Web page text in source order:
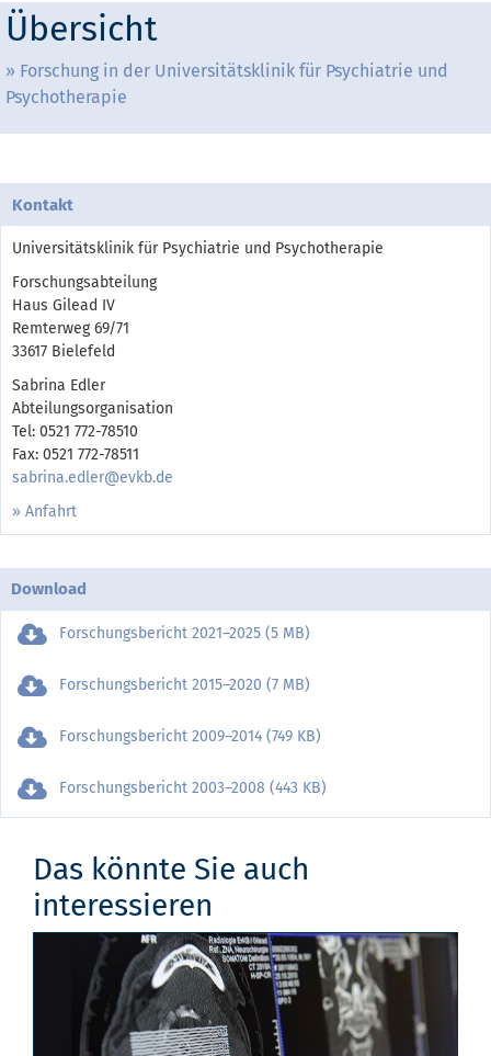
Übersicht
Forschung in der Universitätsklinik für Psychiatrie und
Psychotherapie
Kontakt
Universitätsklinik für Psychiatrie und Psychotherapie
Forschungsabteilung
Haus Gilead IV
Remterweg 69/71
33617 Bielefeld
Sabrina Edler
Abteilungsorganisation
Tel: 0521 772-78510
Fax: 0521 772-78511
sabrina.edler@evkb.de
» Anfahrt
Download
Forschungsbericht 2021–2025 (5 MB)
Forschungsbericht 2015–2020 (7 MB)
Forschungsbericht 2009–2014 (749 KB)
Forschungsbericht 2003–2008 (443 KB)
Das könnte Sie auch
interessieren